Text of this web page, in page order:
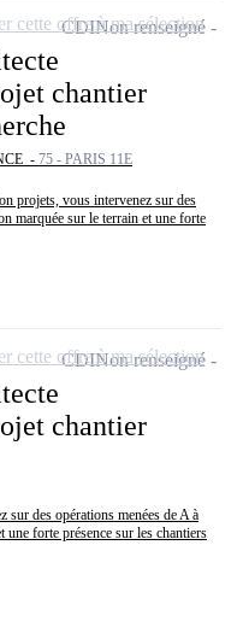
chantier
- 75 - PARIS 11E
projets, vous intervenez sur des
marquée sur le terrain et une forte
CDINon renseigné
cette offre à ma sélection
chantier
sur des opérations menées de A à
une forte présence sur les chantiers
CDINon renseigné
cette offre à ma sélection